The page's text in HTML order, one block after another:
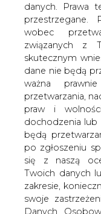
danych. Prawa
przestrzegane.
wobec
związanych z
skutecznym
dane nie będą
ważna
przetwarzania,
praw i
dochodzenia lub
będą
po zgłoszeniu
się z naszą
Twoich danych
zakresie,
swoje
Danych
Referat
usług w
ramach cyklu
tytułem
przemian.
trendów".
#Materiały
ENERGII
Artykuł powstał
Wydawca portalu
szkoleń